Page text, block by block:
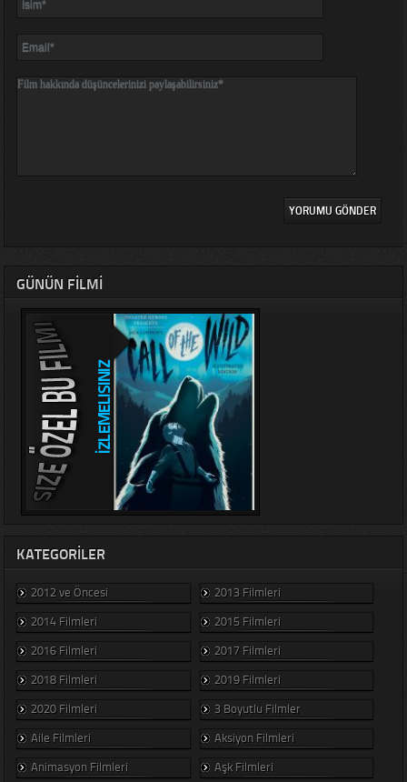
GÜNÜN FILMI
KATEGORILER
2012 ve Öncesi
2013 Filmleri
2014 Filmleri
2015 Filmleri
2016 Filmleri
2017 Filmleri
2018 Filmleri
2019 Filmleri
2020 Filmleri
3 Boyutlu Filmler
Aile Filmleri
Aksiyon Filmleri
Animasyon Filmleri
Aşk Filmleri